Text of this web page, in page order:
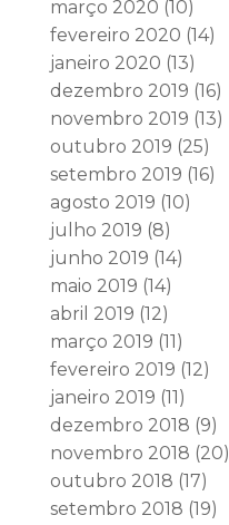
março 2020 (10)
fevereiro 2020 (14)
janeiro 2020 (13)
dezembro 2019 (16)
novembro 2019 (13)
outubro 2019 (25)
setembro 2019 (16)
agosto 2019 (10)
julho 2019 (8)
junho 2019 (14)
maio 2019 (14)
abril 2019 (12)
março 2019 (11)
fevereiro 2019 (12)
janeiro 2019 (11)
dezembro 2018 (9)
novembro 2018 (20)
outubro 2018 (17)
setembro 2018 (19)